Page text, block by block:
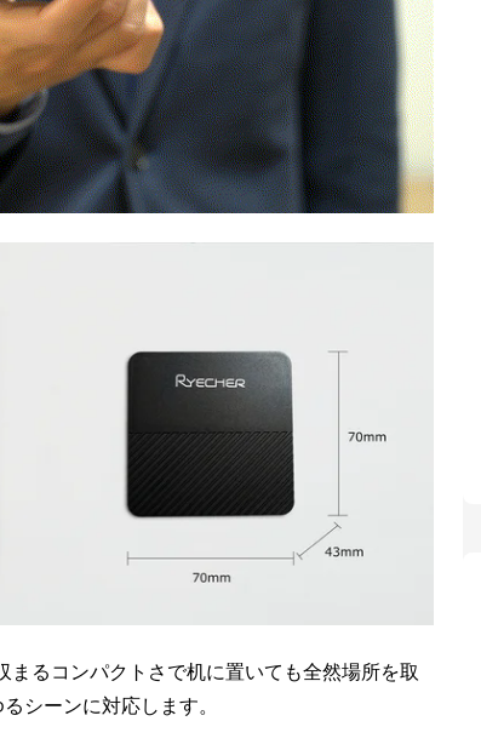
るコンパクトさで机に置いても全然場所を取
シーンに対応します。